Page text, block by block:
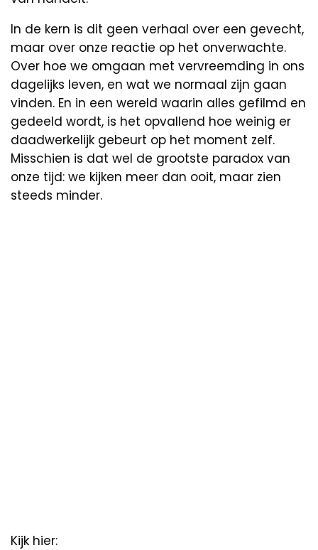
In de kern is dit geen verhaal over een gevecht,
maar over onze reactie op het onverwachte.
Over hoe we omgaan met vervreemding in ons
dagelijks leven, en wat we normaal zijn gaan
vinden. En in een wereld waarin alles gefilmd en
gedeeld wordt, is het opvallend hoe weinig er
daadwerkelijk gebeurt op het moment zelf.
Misschien is dat wel de grootste paradox van
onze tijd: we kijken meer dan ooit, maar zien
steeds minder.
Kijk hier: